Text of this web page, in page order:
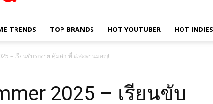
TRENDS TOP BRANDS HOT YOUTUBER HOT INDIES
– เรียนขับรถง่าย คุ้มค่า ที่ ส.สะพานมอญ!
2025 – เรียนขับ